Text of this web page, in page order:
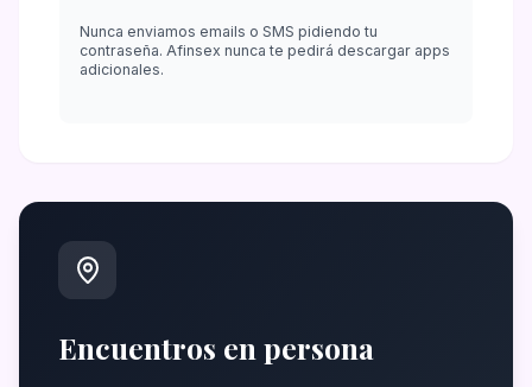
Nunca enviamos emails o SMS pidiendo tu
contraseña. Afinsex nunca te pedirá descargar apps
adicionales.
Encuentros en persona